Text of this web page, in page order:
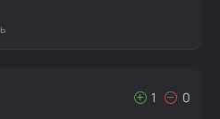
1 0